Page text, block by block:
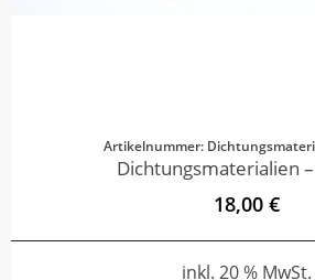
Artikelnummer:
Dichtungsmaterialien
18,00 €
inkl. 20 % MwSt.